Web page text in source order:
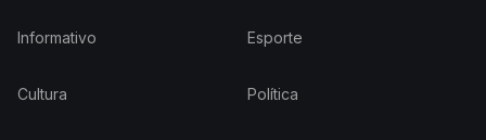
Informativo Esporte
Cultura Política